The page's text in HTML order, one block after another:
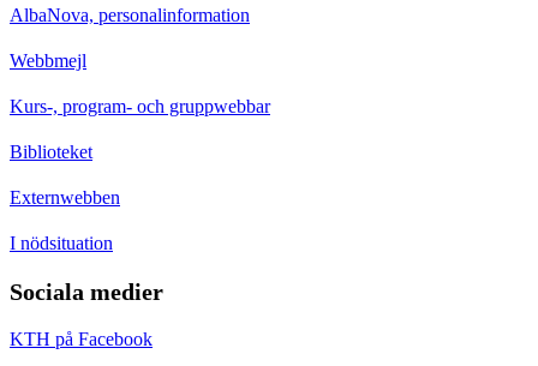
AlbaNova, personalinformation
Webbmejl
Kurs-, program- och gruppwebbar
Biblioteket
Externwebben
I nödsituation
Sociala medier
KTH på Facebook